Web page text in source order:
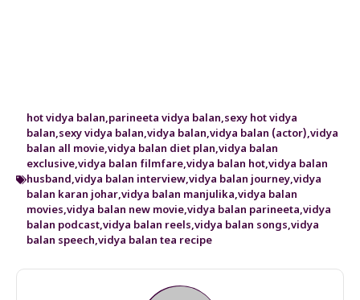
hot vidya balan,parineeta vidya balan,sexy hot vidya
balan,sexy vidya balan,vidya balan,vidya balan (actor),vidya
balan all movie,vidya balan diet plan,vidya balan
exclusive,vidya balan filmfare,vidya balan hot,vidya balan
husband,vidya balan interview,vidya balan journey,vidya
balan karan johar,vidya balan manjulika,vidya balan
movies,vidya balan new movie,vidya balan parineeta,vidya
balan podcast,vidya balan reels,vidya balan songs,vidya
balan speech,vidya balan tea recipe